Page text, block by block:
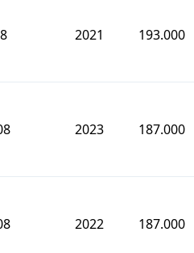
2021 193.000
2023 187.000
2022 187.000